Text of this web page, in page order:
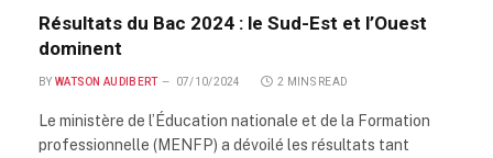
Résultats du Bac 2024 : le Sud-Est et l’Ouest
dominent
BY WATSON AUDIBERT 07/10/2024 2 MINS READ
Le ministère de l’Éducation nationale et de la Formation
professionnelle (MENFP) a dévoilé les résultats tant